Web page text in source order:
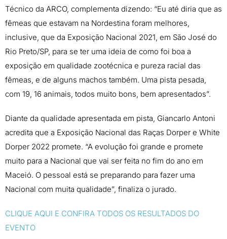
Técnico da ARCO, complementa dizendo: “Eu até diria que as
fêmeas que estavam na Nordestina foram melhores,
inclusive, que da Exposição Nacional 2021, em São José do
Rio Preto/SP, para se ter uma ideia de como foi boa a
exposição em qualidade zootécnica e pureza racial das
fêmeas, e de alguns machos também. Uma pista pesada,
com 19, 16 animais, todos muito bons, bem apresentados”.
Diante da qualidade apresentada em pista, Giancarlo Antoni
acredita que a Exposição Nacional das Raças Dorper e White
Dorper 2022 promete. “A evolução foi grande e promete
muito para a Nacional que vai ser feita no fim do ano em
Maceió. O pessoal está se preparando para fazer uma
Nacional com muita qualidade”, finaliza o jurado.
CLIQUE AQUI E CONFIRA TODOS OS RESULTADOS DO
EVENTO